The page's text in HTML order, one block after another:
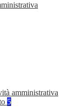
amministrativa
5